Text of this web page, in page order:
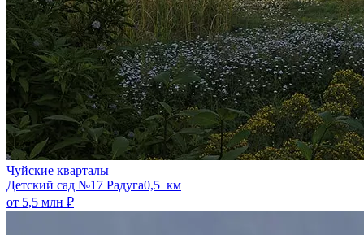
Чуйские кварталы
​Детский сад №17 Радуга0,5 км
от 5,5 млн ₽